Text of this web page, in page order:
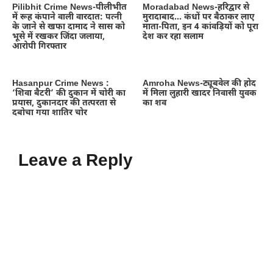
Pilibhit Crime News-पीलीभीत
में रूह कंपाने वाली वारदात: पत्नी
के जाने से खफा दामाद ने सास को
भूसे में रखकर जिंदा जलाया,
आरोपी गिरफ्तार
Moradabad News-हरिद्वार से
मुरादाबाद… कंधों पर बैठाकर लाए
माता-पिता, इन 4 कांवड़ियों को पूरा
देश कर रहा सलाम
Hasanpur Crime News :
‘शिवा बैटरी’ की दुकान में चोरी का
प्रयास, दुकानदार की तत्परता से
दबोचा गया शातिर चोर
Amroha News-ट्यूबवेल की होद
में मिला लुहारी खादर निवासी युवक
का शव
Leave a Reply